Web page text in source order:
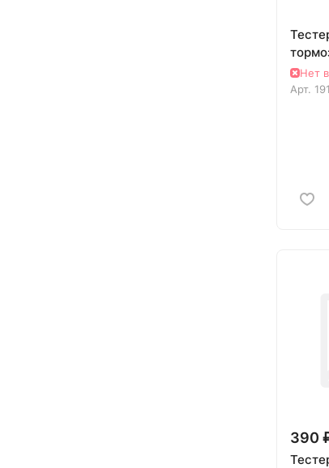
Нет
Арт.
390